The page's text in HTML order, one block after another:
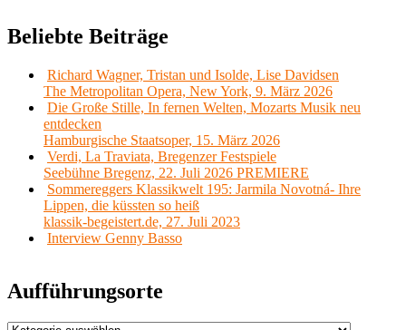
Beliebte Beiträge
Richard Wagner, Tristan und Isolde, Lise Davidsen
The Metropolitan Opera, New York, 9. März 2026
Die Große Stille, In fernen Welten, Mozarts Musik neu
entdecken
Hamburgische Staatsoper, 15. März 2026
Verdi, La Traviata, Bregenzer Festspiele
Seebühne Bregenz, 22. Juli 2026 PREMIERE
Sommereggers Klassikwelt 195: Jarmila Novotná- Ihre
Lippen, die küssten so heiß
klassik-begeistert.de, 27. Juli 2023
Interview Genny Basso
Aufführungsorte